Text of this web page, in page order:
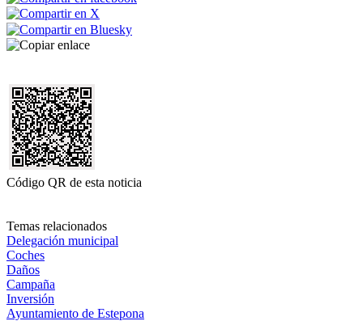
Código QR de esta noticia
Temas relacionados
Delegación municipal
Coches
Daños
Campaña
Inversión
Ayuntamiento de Estepona